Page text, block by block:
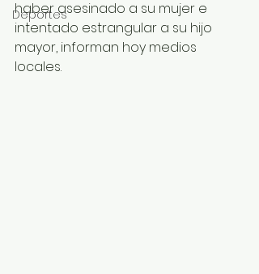
Deportes
haber asesinado a su mujer e
intentado estrangular a su hijo
mayor, informan hoy medios
locales.